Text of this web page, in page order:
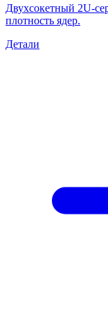
Двухсокетный 2U-
плотность ядер.
Детали